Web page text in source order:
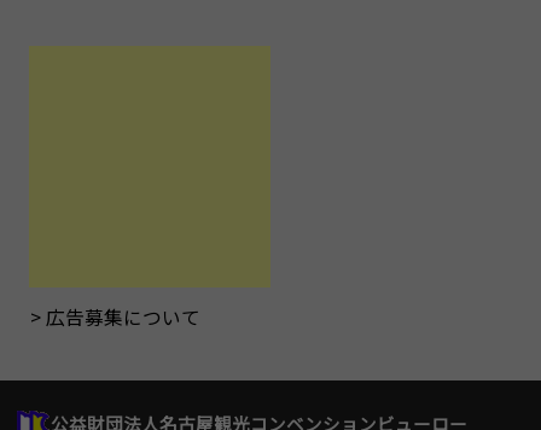
広告募集について
公益財団法人名古屋観光コンベンションビューロー